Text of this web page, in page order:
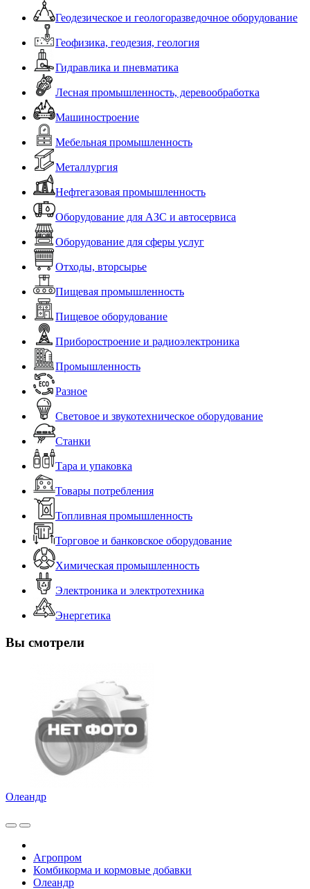
Геодезическое и геологоразведочное оборудование
Геофизика, геодезия, геология
Гидравлика и пневматика
Лесная промышленность, деревообработка
Машиностроение
Мебельная промышленность
Металлургия
Нефтегазовая промышленность
Оборудование для АЗС и автосервиса
Оборудование для сферы услуг
Отходы, вторсырье
Пищевая промышленность
Пищевое оборудование
Приборостроение и радиоэлектроника
Промышленность
Разное
Световое и звукотехническое оборудование
Станки
Тара и упаковка
Товары потребления
Топливная промышленность
Торговое и банковское оборудование
Химическая промышленность
Электроника и электротехника
Энергетика
Вы смотрели
Олеандр
Агропром
Комбикорма и кормовые добавки
Олеандр